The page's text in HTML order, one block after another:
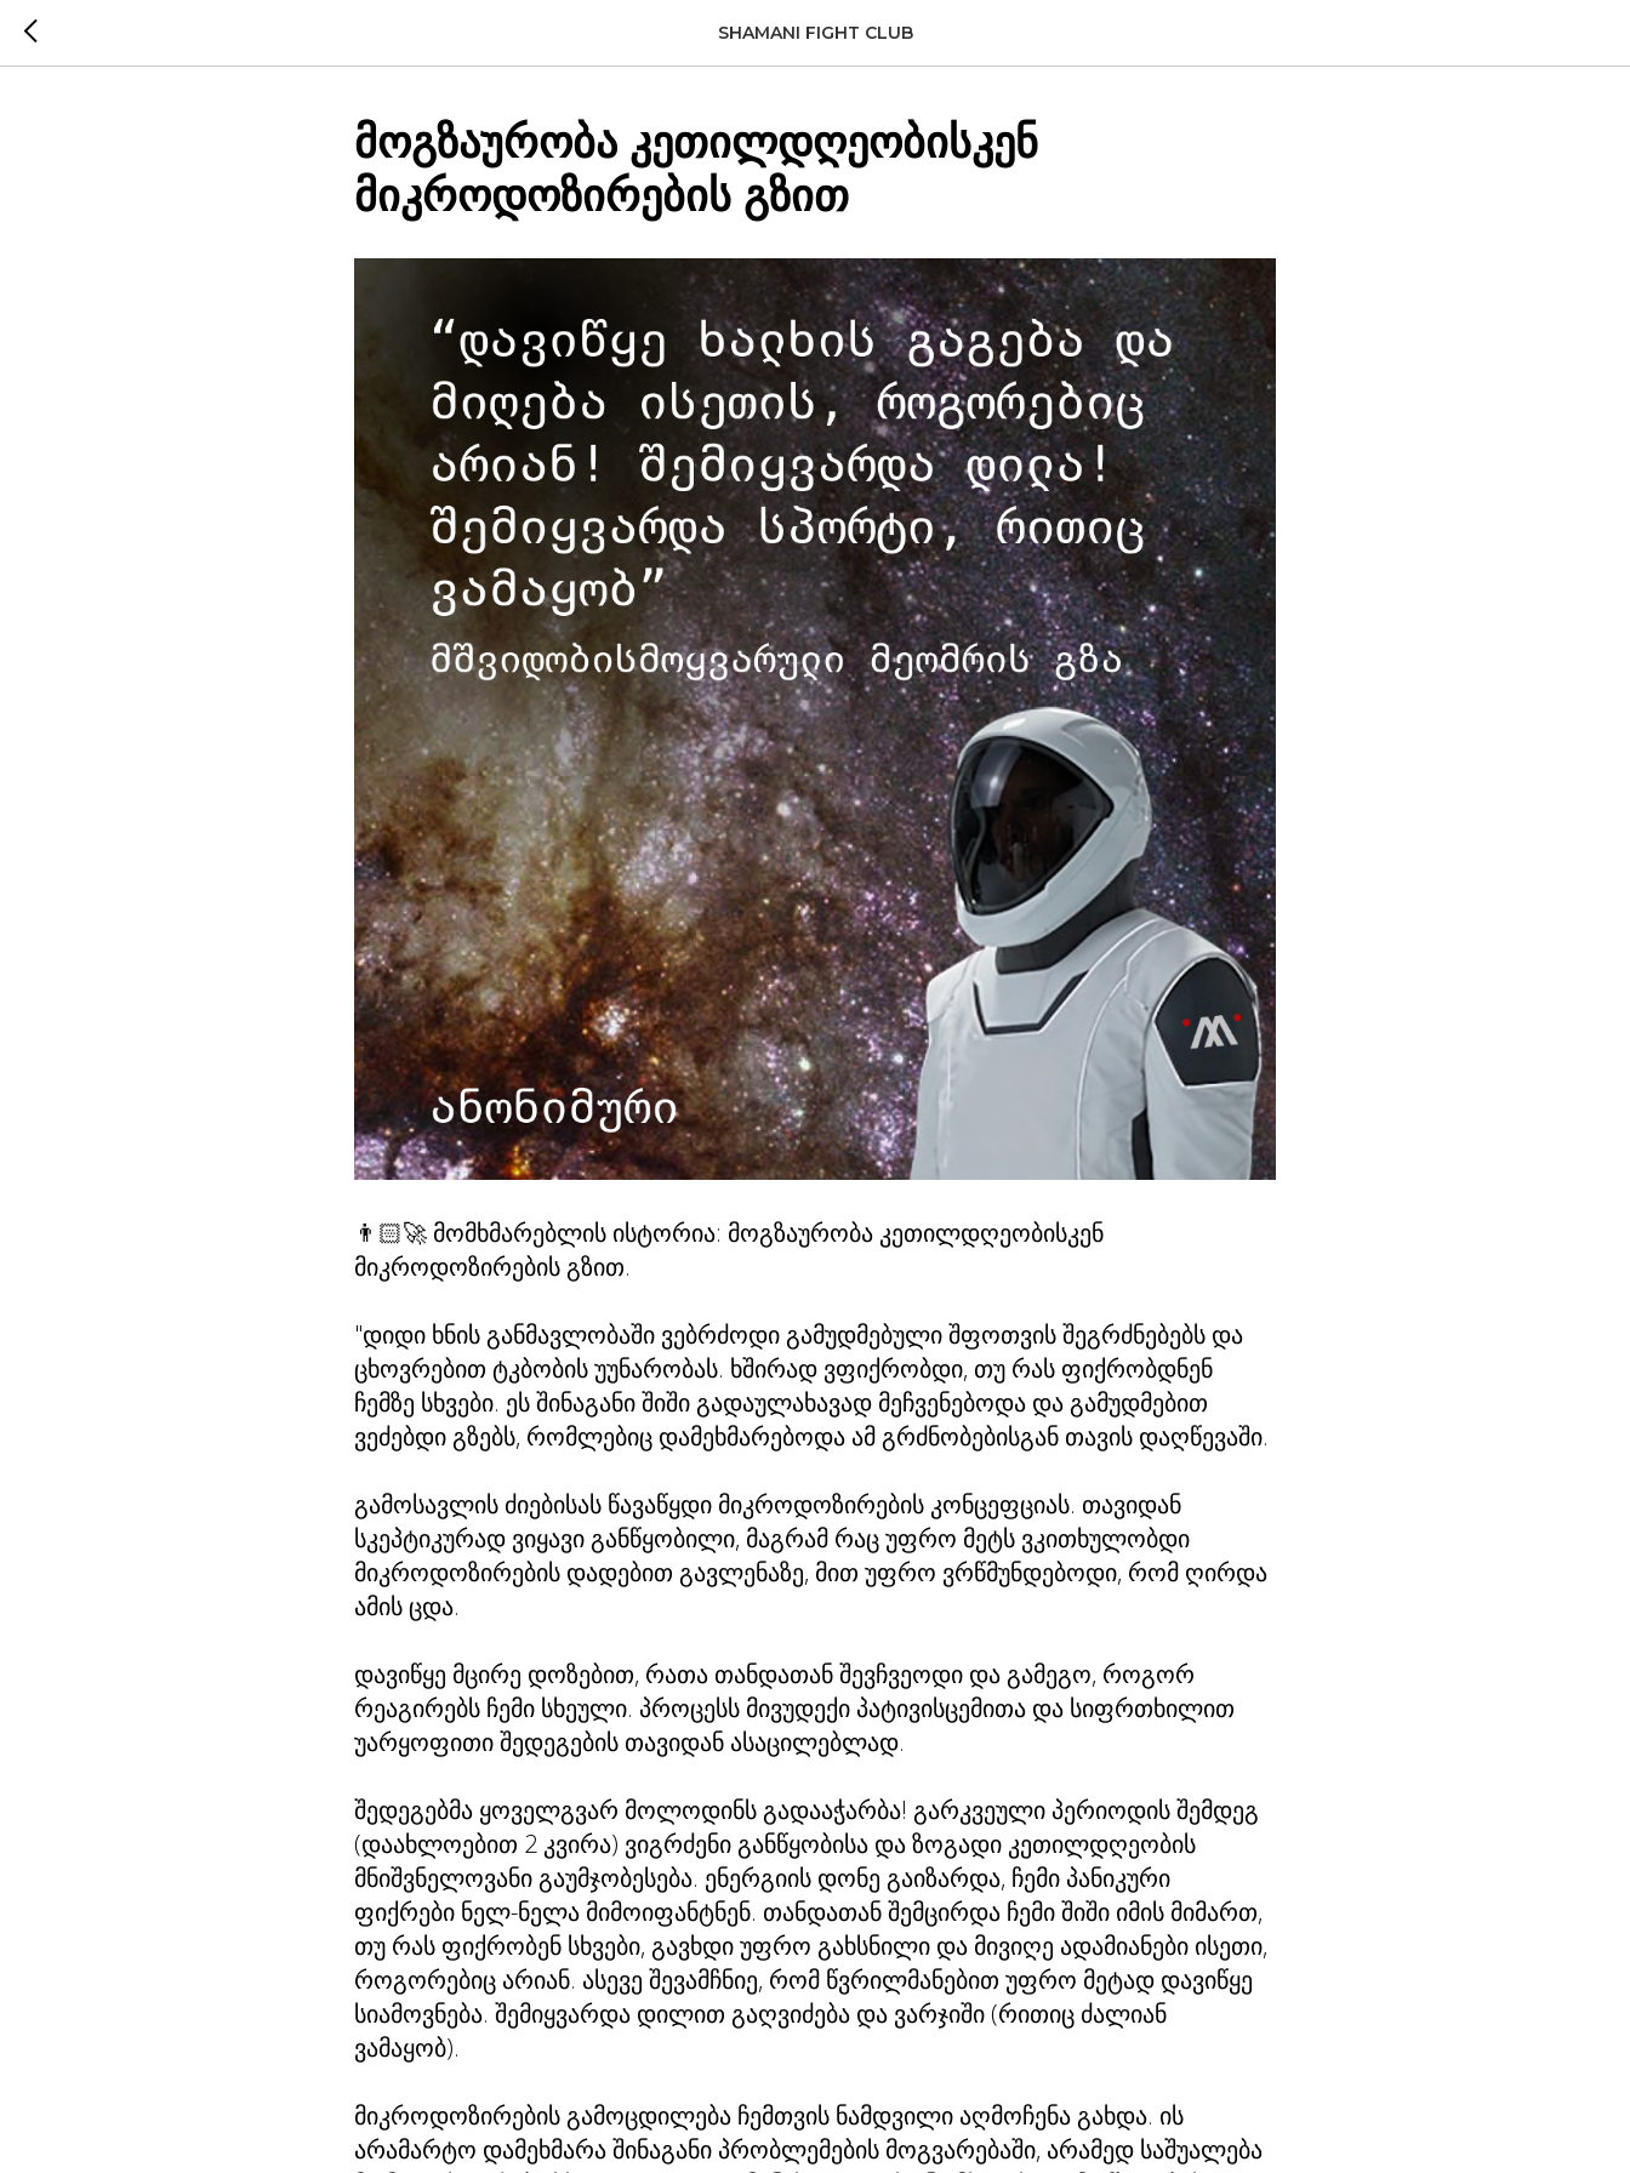
SHAMANI FIGHT CLUB
მოგზაურობა კეთილდღეობისკენ
მიკროდოზირების გზით
👨🏻‍🚀 მომხმარებლის ისტორია: მოგზაურობა კეთილდღეობისკენ
მიკროდოზირების გზით.
"დიდი ხნის განმავლობაში ვებრძოდი გამუდმებული შფოთვის შეგრძნებებს და
ცხოვრებით ტკბობის უუნარობას. ხშირად ვფიქრობდი, თუ რას ფიქრობდნენ
ჩემზე სხვები. ეს შინაგანი შიში გადაულახავად მეჩვენებოდა და გამუდმებით
ვეძებდი გზებს, რომლებიც დამეხმარებოდა ამ გრძნობებისგან თავის დაღწევაში.
გამოსავლის ძიებისას წავაწყდი მიკროდოზირების კონცეფციას. თავიდან
სკეპტიკურად ვიყავი განწყობილი, მაგრამ რაც უფრო მეტს ვკითხულობდი
მიკროდოზირების დადებით გავლენაზე, მით უფრო ვრწმუნდებოდი, რომ ღირდა
ამის ცდა.
დავიწყე მცირე დოზებით, რათა თანდათან შევჩვეოდი და გამეგო, როგორ
რეაგირებს ჩემი სხეული. პროცესს მივუდექი პატივისცემითა და სიფრთხილით
უარყოფითი შედეგების თავიდან ასაცილებლად.
შედეგებმა ყოველგვარ მოლოდინს გადააჭარბა! გარკვეული პერიოდის შემდეგ
(დაახლოებით 2 კვირა) ვიგრძენი განწყობისა და ზოგადი კეთილდღეობის
მნიშვნელოვანი გაუმჯობესება. ენერგიის დონე გაიზარდა, ჩემი პანიკური
ფიქრები ნელ-ნელა მიმოიფანტნენ. თანდათან შემცირდა ჩემი შიში იმის მიმართ,
თუ რას ფიქრობენ სხვები, გავხდი უფრო გახსნილი და მივიღე ადამიანები ისეთი,
როგორებიც არიან. ასევე შევამჩნიე, რომ წვრილმანებით უფრო მეტად დავიწყე
სიამოვნება. შემიყვარდა დილით გაღვიძება და ვარჯიში (რითიც ძალიან
ვამაყობ).
მიკროდოზირების გამოცდილება ჩემთვის ნამდვილი აღმოჩენა გახდა. ის
არამარტო დამეხმარა შინაგანი პრობლემების მოგვარებაში, არამედ საშუალება